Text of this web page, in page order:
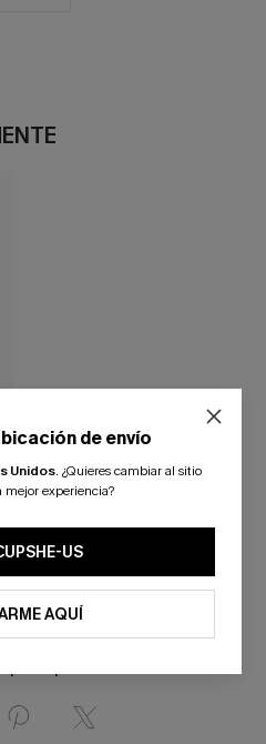
de envío
Unidos. ¿Quieres cambiar al sitio
mejor experiencia?
US
AQUÍ